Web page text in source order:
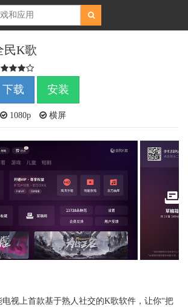
民K歌
下载 安装
1080p 横屏
视上首款基于熟人社交的K歌软件，让你“把